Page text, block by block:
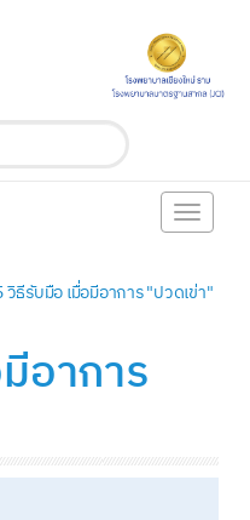
Toggle
วิธีรับมือ เมื่อมีอาการ "ปวดเข่า"
อาการ